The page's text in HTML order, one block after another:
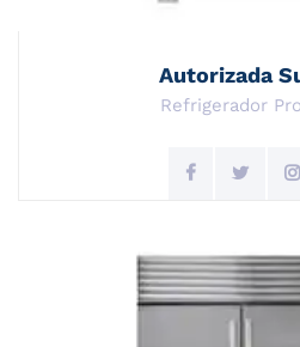
Autorizada
Refrigerador